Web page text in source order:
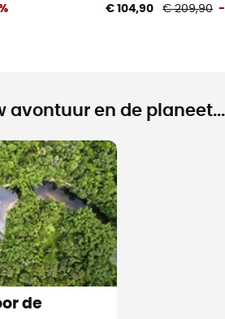
€ 104,90 € 209,90 -
avontuur en de planeet...
de